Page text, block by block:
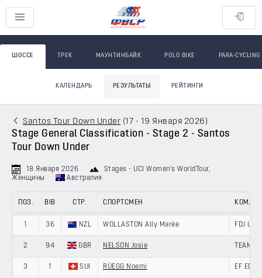
ШОССЕ ТРЕК МАУНТИНБАЙК POLO BIKE PARA-CYCLING
КАЛЕНДАРЬ РЕЗУЛЬТАТЫ РЕЙТИНГИ
Santos Tour Down Under (17 - 19 Января 2026 )
Stage General Classification - Stage 2 - Santos
Tour Down Under
18 Января 2026 Stages - UCI Women's WorldTour,
Женщины
Австралия
ПОЗ. BIB СТР. СПОРТСМЕН
1 36 NZL WOLLASTON Ally Marée FDJ
2 94 GBR NELSON Josie TEAM
3 1 SUI RÜEGG Noemi EF